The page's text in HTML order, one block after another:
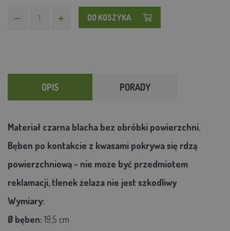
DO KOSZYKA
OPIS PORADY
Materiał czarna blacha bez obróbki powierzchni.
Bęben po kontakcie z kwasami pokrywa się rdzą
powierzchniową - nie może być przedmiotem
reklamacji, tlenek żelaza nie jest szkodliwy
Wymiary:
Ø bęben: 19,5 cm